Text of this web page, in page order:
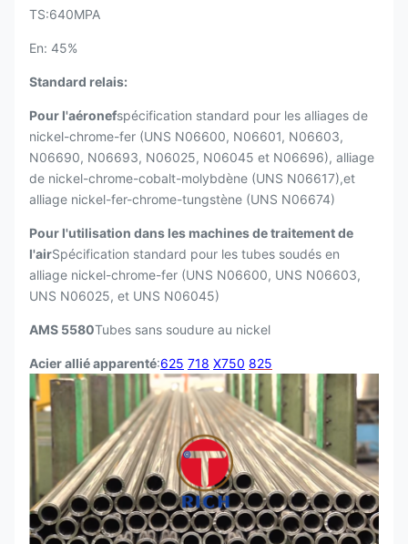
TS:640MPA
En: 45%
Standard relais:
Pour l'aéronefspécification standard pour les alliages de
nickel-chrome-fer (UNS N06600, N06601, N06603,
N06690, N06693, N06025, N06045 et N06696), alliage
de nickel-chrome-cobalt-molybdène (UNS N06617),et
alliage nickel-fer-chrome-tungstène (UNS N06674)
Pour l'utilisation dans les machines de traitement de
l'airSpécification standard pour les tubes soudés en
alliage nickel-chrome-fer (UNS N06600, UNS N06603,
UNS N06025, et UNS N06045)
AMS 5580Tubes sans soudure au nickel
Acier allié apparenté:625 718 X750 825